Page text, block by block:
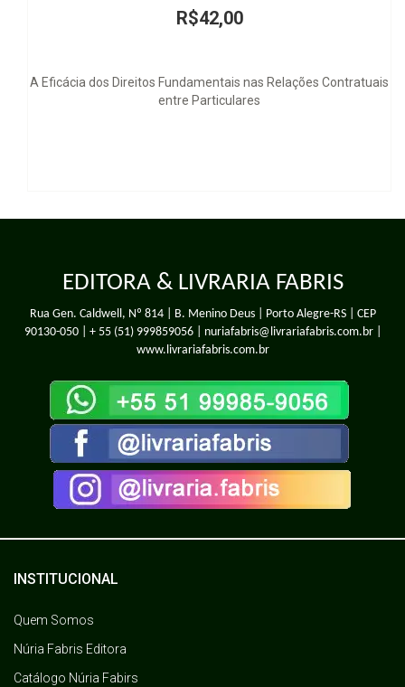
Fundamentais nas Relações Contratuais
Mitch Please! How
EDITORA & LIVRARIA FABRIS
Rua Gen. Caldwell, Nº 814 | B. Menino Deus | Porto Alegre-RS | CEP
90130-050 | + 55 (51) 999859056| nuriafabris@livrariafabris.com.br |
www.livrariafabris.com.br
INSTITUCIONAL
Quem Somos
Núria Fabris Editora
Catálogo Núria Fabirs